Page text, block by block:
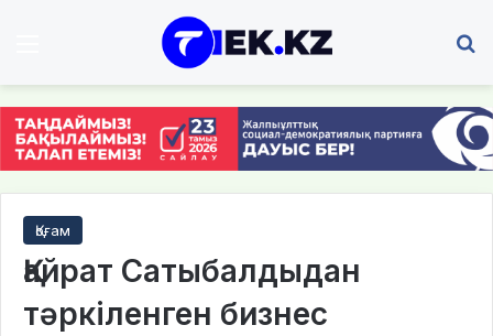
Қоғам
Қайрат Сатыбалдыдан
тәркіленген бизнес